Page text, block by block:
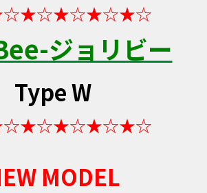
ジョリビー
Type W
MODEL